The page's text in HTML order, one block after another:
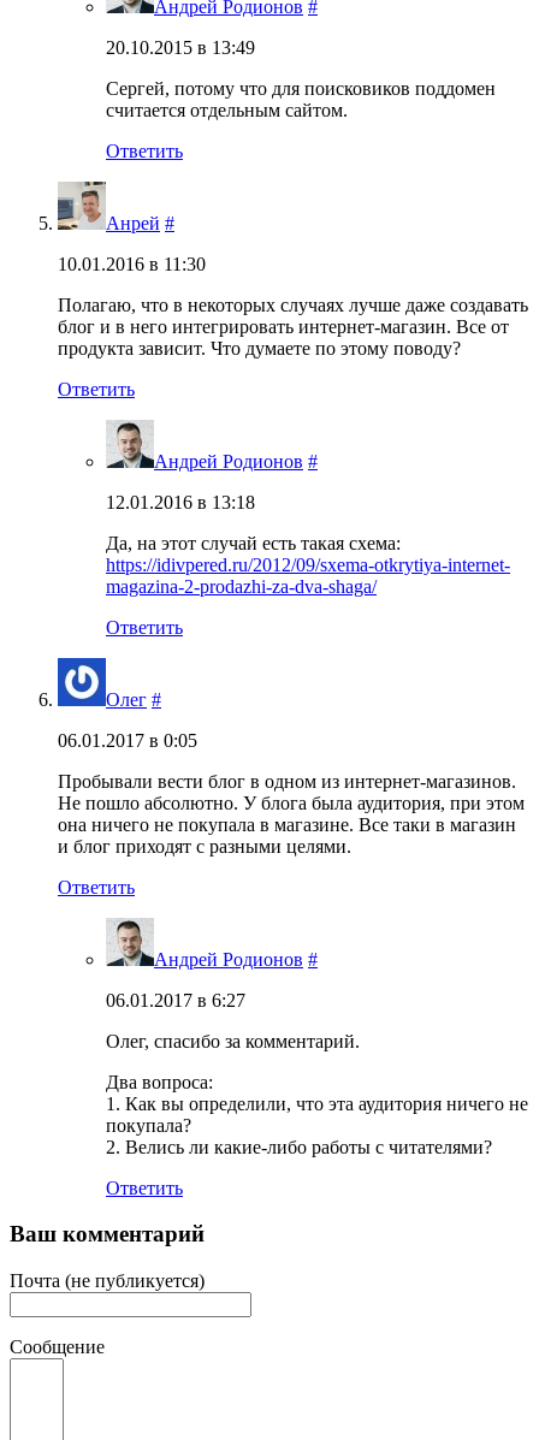
Андрей Родионов #
20.10.2015 в 13:49
Сергей, потому что для поисковиков поддомен
считается отдельным сайтом.
Ответить
Анрей #
10.01.2016 в 11:30
Полагаю, что в некоторых случаях лучше даже создавать
блог и в него интегрировать интернет-магазин. Все от
продукта зависит. Что думаете по этому поводу?
Ответить
Андрей Родионов #
12.01.2016 в 13:18
Да, на этот случай есть такая схема:
https://idivpered.ru/2012/09/sxema-otkrytiya-internet-
magazina-2-prodazhi-za-dva-shaga/
Ответить
Олег #
06.01.2017 в 0:05
Пробывали вести блог в одном из интернет-магазинов.
Не пошло абсолютно. У блога была аудитория, при этом
она ничего не покупала в магазине. Все таки в магазин
и блог приходят с разными целями.
Ответить
Андрей Родионов #
06.01.2017 в 6:27
Олег, спасибо за комментарий.
Два вопроса:
1. Как вы определили, что эта аудитория ничего не
покупала?
2. Велись ли какие-либо работы с читателями?
Ответить
Ваш комментарий
Почта (не публикуется)
Сообщение